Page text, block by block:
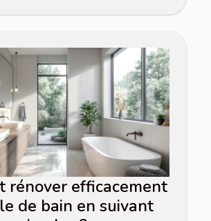
rénover efficacement
de bain en suivant